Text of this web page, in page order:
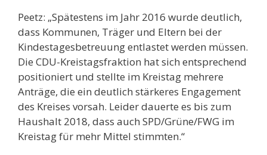
Peetz: „Spätestens im Jahr 2016 wurde deutlich,
dass Kommunen, Träger und Eltern bei der
Kindestagesbetreuung entlastet werden müssen.
Die CDU-Kreistagsfraktion hat sich entsprechend
positioniert und stellte im Kreistag mehrere
Anträge, die ein deutlich stärkeres Engagement
des Kreises vorsah. Leider dauerte es bis zum
Haushalt 2018, dass auch SPD/Grüne/FWG im
Kreistag für mehr Mittel stimmten.“